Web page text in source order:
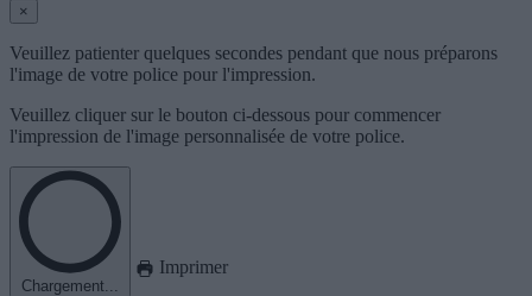
×
Veuillez patienter quelques secondes pendant que nous préparons
l'image de votre police pour l'impression.
Veuillez cliquer sur le bouton ci-dessous pour commencer
l'impression de l'image personnalisée de votre police.
Chargement...
Imprimer